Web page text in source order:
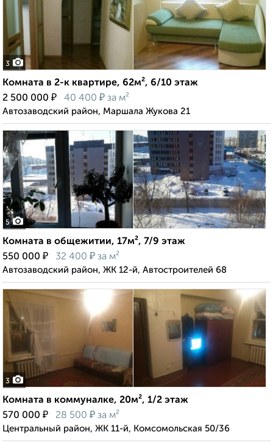
3
Комната в 2-к квартире, 62м², 6/10 этаж
2 500 000 ₽ 40 400 ₽ за м²
Автозаводский район, Маршала Жукова 21
5
Комната в общежитии, 17м², 7/9 этаж
550 000 ₽ 32 400 ₽ за м²
Автозаводский район, ЖК 12-й, Автостроителей 68
3
Комната в коммуналке, 20м², 1/2 этаж
570 000 ₽ 28 500 ₽ за м²
Центральный район, ЖК 11-й, Комсомольская 50/36